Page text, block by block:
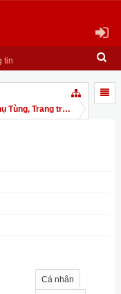
tin
Tùng, Trang trí Moto và Dịch
Cá nhân